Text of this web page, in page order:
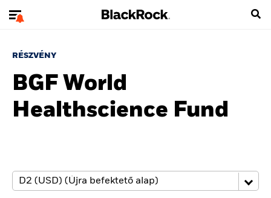
RÉSZVÉNY
BGF World
Healthscience Fund